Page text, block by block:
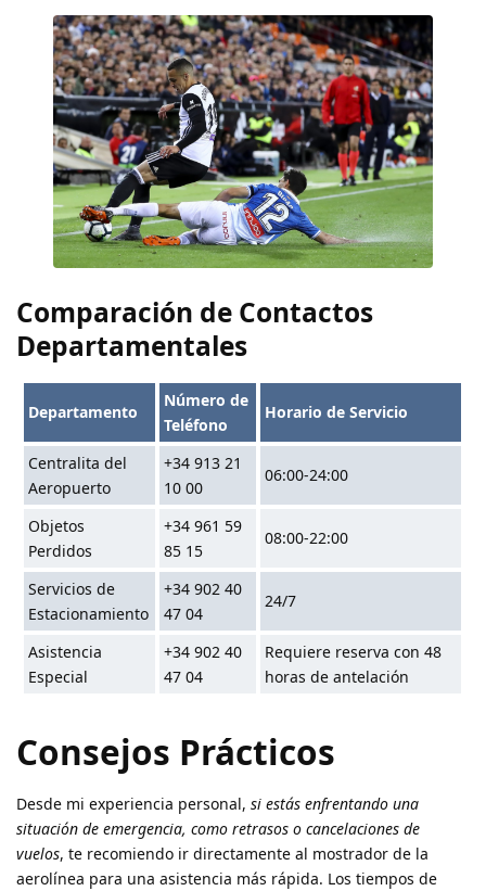
Comparación de Contactos
Departamentales
Departamento
Número de
Teléfono
Horario de Servicio
Centralita del
Aeropuerto
+34 913 21
10 00
06:00-24:00
Objetos
Perdidos
+34 961 59
85 15
08:00-22:00
Servicios de
Estacionamiento
+34 902 40
47 04
24/7
Asistencia
Especial
+34 902 40
47 04
Requiere reserva con 48
horas de antelación
Consejos Prácticos
Desde mi experiencia personal, si estás enfrentando una
situación de emergencia, como retrasos o cancelaciones de
vuelos, te recomiendo ir directamente al mostrador de la
aerolínea para una asistencia más rápida. Los tiempos de